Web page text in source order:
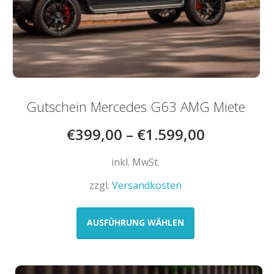
Gutschein Mercedes G63 AMG Miete
€399,00 – €1.599,00
inkl. MwSt.
zzgl.Versandkosten
AUSFÜHRUNG WÄHLEN